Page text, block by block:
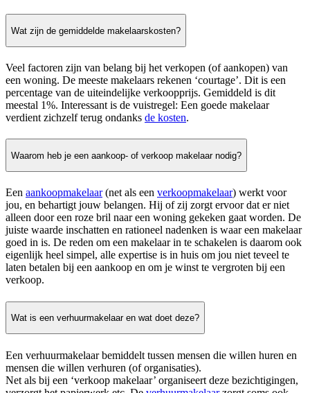
Wat zijn de gemiddelde makelaarskosten?
Veel factoren zijn van belang bij het verkopen (of aankopen) van
een woning. De meeste makelaars rekenen ‘courtage’. Dit is een
percentage van de uiteindelijke verkoopprijs. Gemiddeld is dit
meestal 1%. Interessant is de vuistregel: Een goede makelaar
verdient zichzelf terug ondanks de kosten.
Waarom heb je een aankoop- of verkoop makelaar nodig?
Een aankoopmakelaar(net als een verkoopmakelaar) werkt voor
jou, en behartigt jouw belangen. Hij of zij zorgt ervoor dat er niet
alleen door een roze bril naar een woning gekeken gaat worden. De
juiste waarde inschatten en rationeel nadenken is waar een makelaar
goed in is. De reden om een makelaar in te schakelen is daarom ook
eigenlijk heel simpel, alle expertise is in huis om jou niet teveel te
laten betalen bij een aankoop en om je winst te vergroten bij een
verkoop.
Wat is een verhuurmakelaar en wat doet deze?
Een verhuurmakelaar bemiddelt tussen mensen die willen huren en
mensen die willen verhuren (of organisaties).
Net als bij een ‘verkoop makelaar’ organiseert deze bezichtigingen,